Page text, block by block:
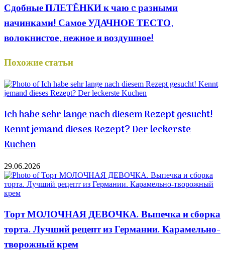
Сдобные ПЛЕТЁНКИ к чаю c разными
начинками! Самое УДАЧНОЕ ТЕСТО,
волокнистое, нежное и воздушное!
Похожие статьи
Ich habe sehr lange nach diesem Rezept gesucht!
Kennt jemand dieses Rezept? Der leckerste
Kuchen
29.06.2026
Торт МОЛОЧНАЯ ДЕВОЧКА. Выпечка и сборка
торта. Лучший рецепт из Германии. Карамельно-
творожный крем